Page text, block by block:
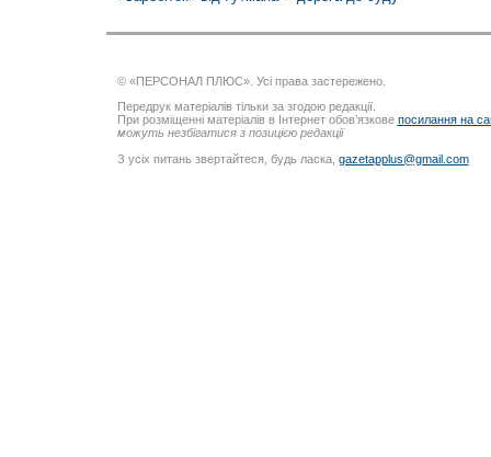
© «ПЕРСОНАЛ ПЛЮС». Усі права застережено.
Передрук матеріалів тільки за згодою редакції.
При розміщенні матеріалів в Інтернет обов’язкове посилання на
можуть незбігатися з позицією редакції
З усіх питань звертайтеся, будь ласка, gazetapplus@gmail.com